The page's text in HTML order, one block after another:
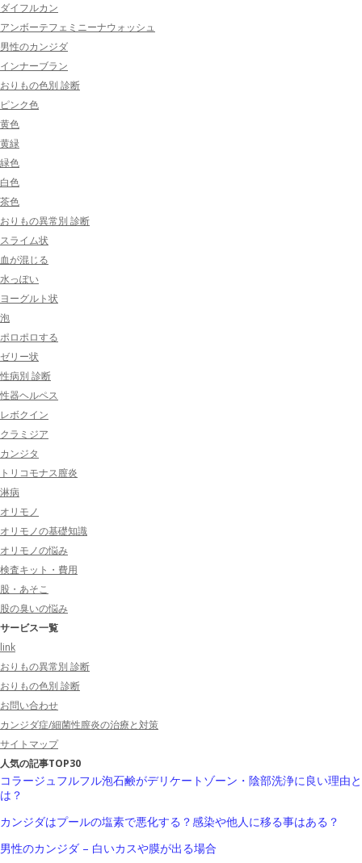
ダイフルカン
アンボーテフェミニーナウォッシュ
男性のカンジダ
インナーブラン
おりもの色別 診断
ピンク色
黄色
黄緑
緑色
白色
茶色
おりもの異常別 診断
スライム状
血が混じる
水っぽい
ヨーグルト状
泡
ポロポロする
ゼリー状
性病別 診断
性器ヘルペス
レボクイン
クラミジア
カンジタ
トリコモナス膣炎
淋病
オリモノ
オリモノの基礎知識
オリモノの悩み
検査キット・費用
股・あそこ
股の臭いの悩み
サービス一覧
link
おりもの異常別 診断
おりもの色別 診断
お問い合わせ
カンジダ症/細菌性膣炎の治療と対策
サイトマップ
人気の記事TOP30
コラージュフルフル泡石鹸がデリケートゾーン・陰部洗浄に良い理由と
は？
カンジダはプールの塩素で悪化する？感染や他人に移る事はある？
男性のカンジダ – 白いカスや膜が出る場合